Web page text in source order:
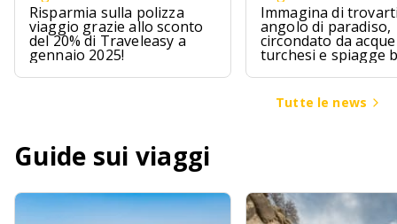
Risparmia sulla polizza
viaggio grazie allo sconto
del 20% di Traveleasy a
gennaio 2025!
Immagina di
angolo di paradiso,
circondato da acque
turchesi e spiagge
Le Maldive sono
questo, un sogno
avvera per chi
un pizzico di
Tutte le news
Guide sui viaggi